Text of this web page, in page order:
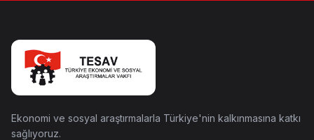
Ekonomi ve sosyal araştırmalarla Türkiye'nin kalkınmasına katkı
sağlıyoruz.